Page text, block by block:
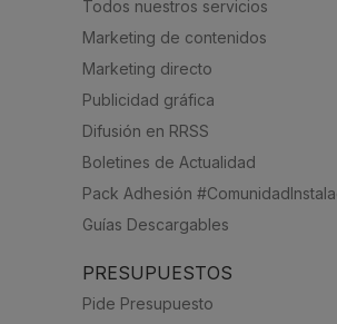
Todos nuestros servicios
Marketing de contenidos
Marketing directo
Publicidad gráfica
Difusión en RRSS
Boletines de Actualidad
Pack Adhesión
Guías Descargables
PRESUPUESTOS
Pide Presupuesto